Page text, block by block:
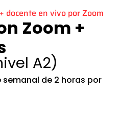
docente en vivo por Zoom
Zoom +
A2)
semanal de 2 horas por